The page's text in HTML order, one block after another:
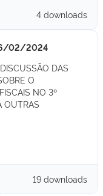
4 downloads
02/2024
DAS
O
NO 3º
OUTRAS
19 downloads